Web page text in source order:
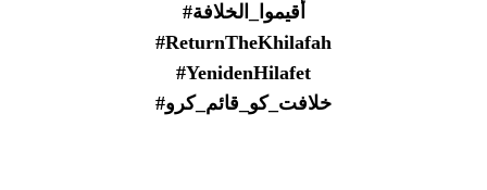
#أقيموا_الخلافة
#ReturnTheKhilafah
#YenidenHilafet
#خلافت_کو_قائم_کرو